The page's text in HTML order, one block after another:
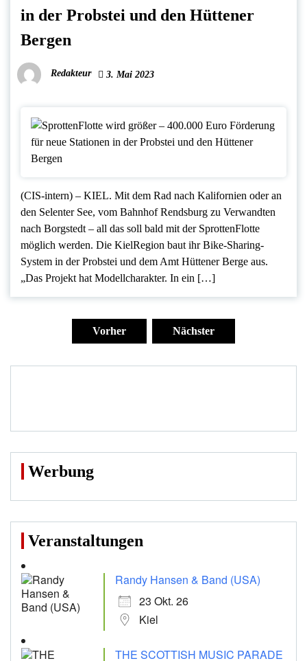
in der Probstei und den Hüttener
Bergen
Redakteur 3. Mai 2023
(CIS-intern) – KIEL. Mit dem Rad nach Kalifornien oder an
den Selenter See, vom Bahnhof Rendsburg zu Verwandten
nach Borgstedt – all das soll bald mit der SprottenFlotte
möglich werden. Die KielRegion baut ihr Bike-Sharing-
System in der Probstei und dem Amt Hüttener Berge aus.
„Das Projekt hat Modellcharakter. In ein […]
Vorher Nächster
Werbung
Veranstaltungen
Randy Hansen & Band (USA)
23 Okt. 26
Kiel
THE SCOTTISH MUSIC PARADE